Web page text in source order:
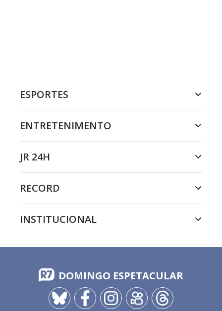
ESPORTES
ENTRETENIMENTO
JR 24H
RECORD
INSTITUCIONAL
DOMINGO ESPETACULAR